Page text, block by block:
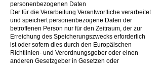
personenbezogenen Daten
Der für die Verarbeitung Verantwortliche verarbeitet
und speichert personenbezogene Daten der
betroffenen Person nur für den Zeitraum, der zur
Erreichung des Speicherungszwecks erforderlich
ist oder sofern dies durch den Europäischen
Richtlinien- und Verordnungsgeber oder einen
anderen Gesetzgeber in Gesetzen oder